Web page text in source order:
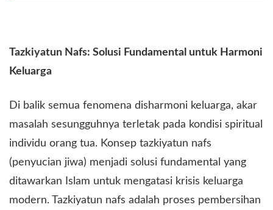
Tazkiyatun Nafs: Solusi Fundamental untuk Harmoni
Keluarga
Di balik semua fenomena disharmoni keluarga, akar
masalah sesungguhnya terletak pada kondisi spiritual
individu orang tua. Konsep tazkiyatun nafs
(penyucian jiwa) menjadi solusi fundamental yang
ditawarkan Islam untuk mengatasi krisis keluarga
modern. Tazkiyatun nafs adalah proses pembersihan